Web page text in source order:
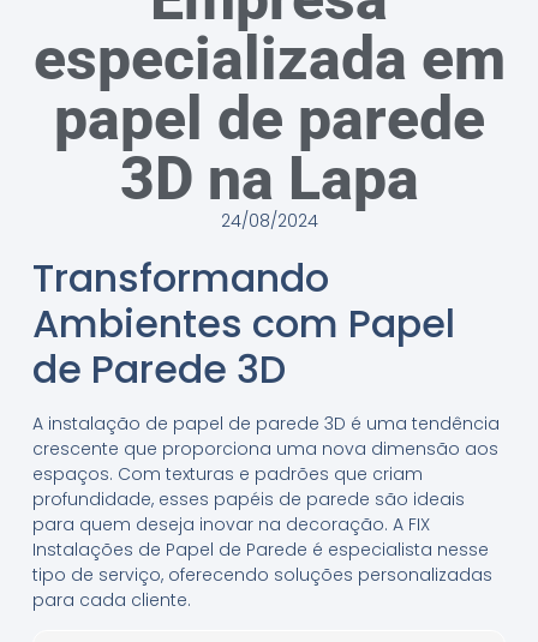
especializada em
papel de parede
3D na Lapa
24/08/2024
Transformando
Ambientes com Papel
de Parede 3D
A instalação de papel de parede 3D é uma tendência
crescente que proporciona uma nova dimensão aos
espaços. Com texturas e padrões que criam
profundidade, esses papéis de parede são ideais
para quem deseja inovar na decoração. A FIX
Instalações de Papel de Parede é especialista nesse
tipo de serviço, oferecendo soluções personalizadas
para cada cliente.